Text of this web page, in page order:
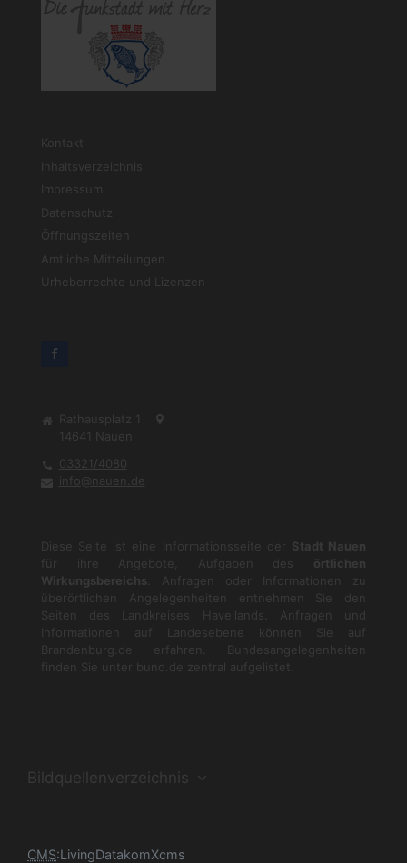
Kontakt
Inhaltsverzeichnis
Impressum
Datenschutz
Öffnungszeiten
Amtliche Mitteilungen
Urheberrechte und Lizenzen
Rathausplatz 1
14641
Nauen
03321/4080
info@nauen.de
Diese Seite ist eine Informationsseite der Stadt Nauen
für ihre Angebote, Aufgaben des örtlichen
Wirkungsbereichs . Anfragen oder Informationen zu
überörtlichen Angelegenheiten entnehmen Sie den
Seiten des Landkreises Havellands. Anfragen und
Informationen auf Landesebene können Sie auf
Brandenburg.de
erfahren. Bundesangelegenheiten
finden Sie unter
bund.de zentral aufgelistet.
Bildquellenverzeichnis
CMS:LivingDatakomXcms